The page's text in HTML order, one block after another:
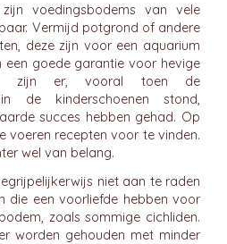
voedingsbodems van vele
Vermijd potgrond of andere
deze zijn voor een aquarium
een goede garantie voor hevige
zijn er, vooral toen de
de kinderschoenen stond,
succes hebben gehad. Op
voeren recepten voor te vinden.
wel van belang.
niet aan te raden
die een voorliefde hebben voor
zoals sommige cichliden.
worden gehouden met minder